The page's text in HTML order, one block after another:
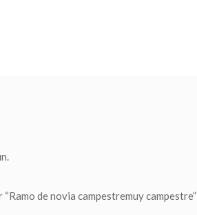
de novia campestremuy campestre”